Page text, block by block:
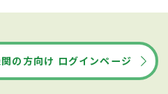
の方向け ログインページ